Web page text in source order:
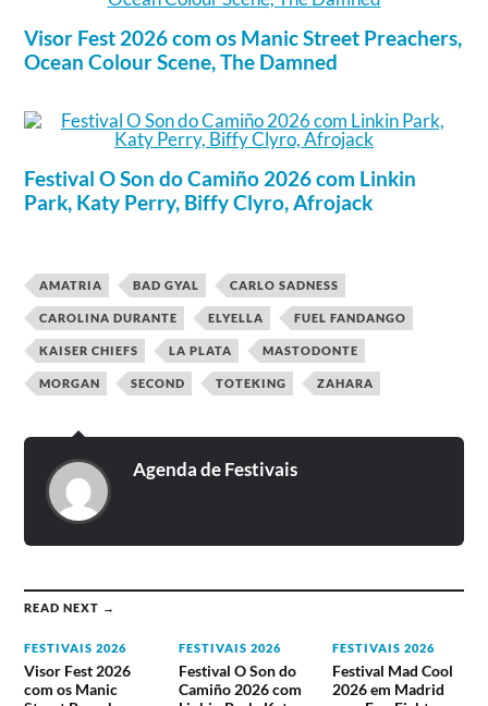
Visor Fest 2026 com os Manic Street Preachers,
Ocean Colour Scene, The Damned
Festival O Son do Camiño 2026 com Linkin
Park, Katy Perry, Biffy Clyro, Afrojack
AMATRIA BAD GYAL CARLO SADNESS
CAROLINA DURANTE ELYELLA FUEL FANDANGO
KAISER CHIEFS LA PLATA MASTODONTE
MORGAN SECOND TOTEKING ZAHARA
Agenda de Festivais
READ NEXT →
FESTIVAIS 2026
Visor Fest 2026
com os Manic
FESTIVAIS 2026
Festival O Son do
Camiño 2026 com
FESTIVAIS 2026
Festival Mad Cool
2026 em Madrid